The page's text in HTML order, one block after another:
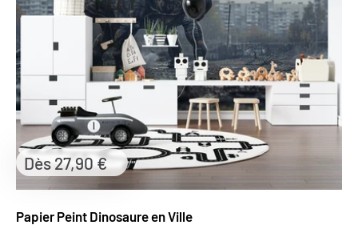
Papier Peint Dinosaure en Ville
Prix
réduit
Dès 27,90 €